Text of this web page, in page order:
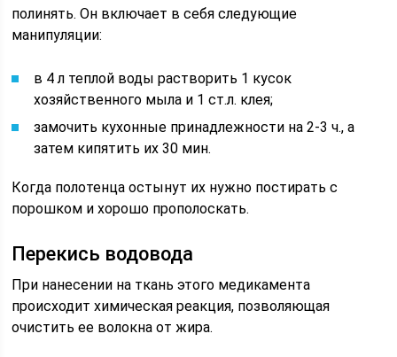
полинять. Он включает в себя следующие
манипуляции:
в 4 л теплой воды растворить 1 кусок
хозяйственного мыла и 1 ст.л. клея;
замочить кухонные принадлежности на 2-3 ч., а
затем кипятить их 30 мин.
Когда полотенца остынут их нужно постирать с
порошком и хорошо прополоскать.
Перекись водовода
При нанесении на ткань этого медикамента
происходит химическая реакция, позволяющая
очистить ее волокна от жира.